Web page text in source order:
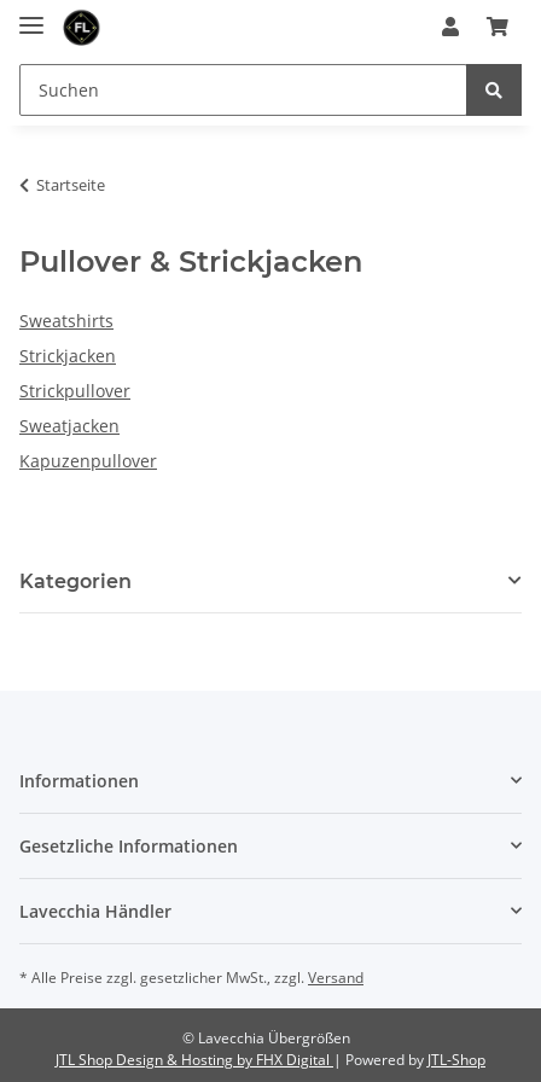
Startseite
Pullover & Strickjacken
Sweatshirts
Strickjacken
Strickpullover
Sweatjacken
Kapuzenpullover
Kategorien
Informationen
Gesetzliche Informationen
Lavecchia Händler
* Alle Preise zzgl. gesetzlicher MwSt., zzgl.Versand
© Lavecchia Übergrößen
JTL Shop Design & Hosting by FHX Digital | Powered by JTL-Shop